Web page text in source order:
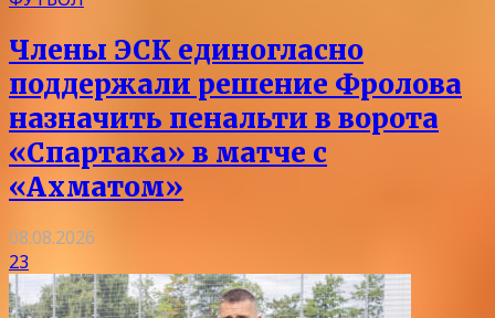
Члены ЭСК единогласно
поддержали решение Фролова
назначить пенальти в ворота
«Спартака» в матче с
«Ахматом»
08.08.2026
23